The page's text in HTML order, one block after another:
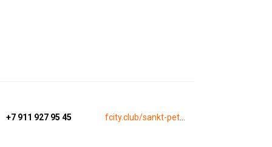
+7 911 927 95 45 fcity.club/sankt-peterburg